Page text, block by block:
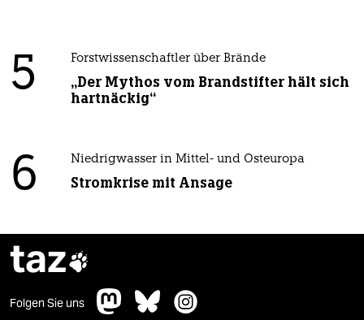
5 Forstwissenschaftler über Brände
„Der Mythos vom Brandstifter hält sich
hartnäckig“
6 Niedrigwasser in Mittel- und Osteuropa
Stromkrise mit Ansage
taz
Folgen Sie uns